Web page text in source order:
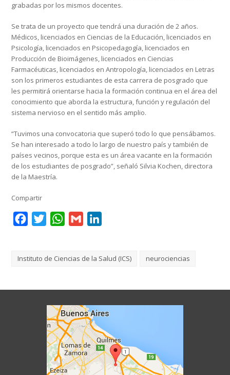
grabadas por los mismos docentes.
Se trata de un proyecto que tendrá una duración de 2 años.
Médicos, licenciados en Ciencias de la Educación, licenciados en
Psicología, licenciados en Psicopedagogía, licenciados en
Producción de Bioimágenes, licenciados en Ciencias
Farmacéuticas, licenciados en Antropología, licenciados en Letras
son los primeros estudiantes de esta carrera de posgrado que
les permitirá orientarse hacia la formación continua en el área del
conocimiento que aborda la estructura, función y regulación del
sistema nervioso en el sentido más amplio.
“Tuvimos una convocatoria que superó todo lo que pensábamos.
Se han interesado a todo lo largo de nuestro país y también de
países vecinos, porque esta es un área vacante en la formación
de los estudiantes de posgrado”, señaló Silvia Kochen, directora
de la Maestría.
Compartir
FacebookTwitterWhatsApp
Gmail
Instituto de Ciencias de la Salud (ICS) neurociencias